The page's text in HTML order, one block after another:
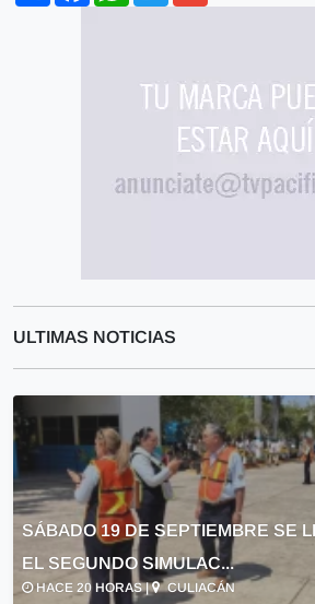
ULTIMAS NOTICIAS
SÁBADO 19 DE SEPTIEMBRE SE
EL SEGUNDO SIMULAC...
HACE 20 HORAS | CULIACÁN